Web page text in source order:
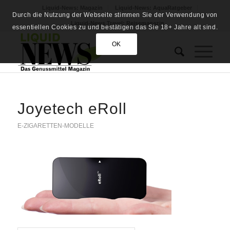
Joyetech eRoll
E-ZIGARETTEN-MODELLE
Durch die Nutzung der Webseite stimmen Sie der Verwendung von
essentiellen Cookies zu und bestätigen das Sie 18+ Jahre alt sind.
OK